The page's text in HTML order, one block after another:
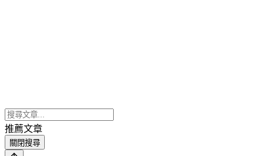
推薦文章
關閉搜尋